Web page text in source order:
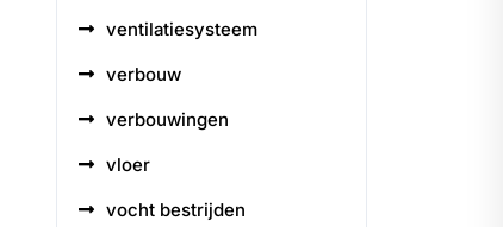
ventilatiesysteem
verbouw
verbouwingen
vloer
vocht bestrijden